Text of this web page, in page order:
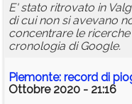
E' stato ritrovato in
di cui non si avevano
concentrare le
cronologia di Google.
Piemonte: record di
Ottobre 2020 - 21:16